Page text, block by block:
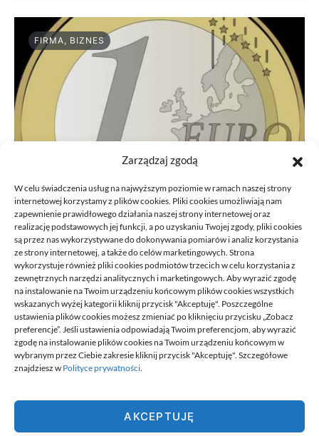
Zarządzaj zgodą
W celu świadczenia usług na najwyższym poziomie w ramach naszej strony
internetowej korzystamy z plików cookies. Pliki cookies umożliwiają nam
zapewnienie prawidłowego działania naszej strony internetowej oraz
realizację podstawowych jej funkcji, a po uzyskaniu Twojej zgody, pliki cookies
są przez nas wykorzystywane do dokonywania pomiarów i analiz korzystania
ze strony internetowej, a także do celów marketingowych. Strona
wykorzystuje również pliki cookies podmiotów trzecich w celu korzystania z
zewnętrznych narzędzi analitycznych i marketingowych. Aby wyrazić zgodę
na instalowanie na Twoim urządzeniu końcowym plików cookies wszystkich
wskazanych wyżej kategorii kliknij przycisk "Akceptuję". Poszczególne
ustawienia plików cookies możesz zmieniać po kliknięciu przycisku „Zobacz
preferencje”. Jeśli ustawienia odpowiadają Twoim preferencjom, aby wyrazić
zgodę na instalowanie plików cookies na Twoim urządzeniu końcowym w
wybranym przez Ciebie zakresie kliknij przycisk "Akceptuję". Szczegółowe
znajdziesz w Polityce prywatności.
AKCEPTUJĘ
FIRMA, BIZNES
Przeniesienie księgowości JDG do
nowego biura: kroki
21/06/2026
Best.
Best. to miejsce w którym znajdziesz informacje najlepiej dobrane